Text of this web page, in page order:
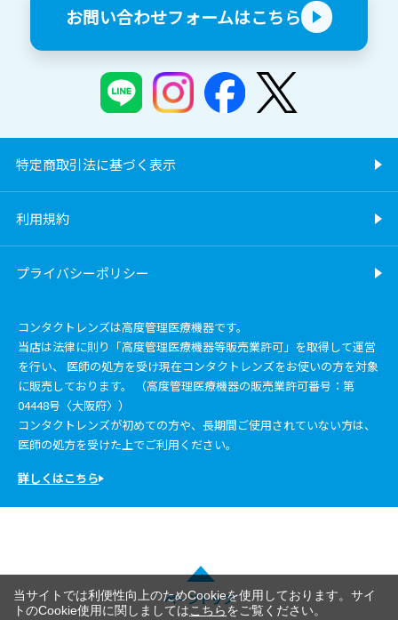
お問い合わせフォームはこちら
特定商取引法に基づく表示
利用規約
プライバシーポリシー
コンタクトレンズは高度管理医療機器です。
当店は法律に則り「高度管理医療機器等販売業許可」を取得して運営
を行い、 医師の処方を受け現在コンタクトレンズをお使いの方を対象
に販売しております。 （高度管理医療機器の販売業許可番号：第
04448号〈大阪府〉）
コンタクトレンズが初めての方や、長期間ご使用されていない方は、
医師の処方を受けた上でご利用ください。
詳しくはこちら
ページトップ
当サイトでは利便性向上のためCookieを使用しております。サイ
トのCookie使用に関しましてはこちらをご覧ください。